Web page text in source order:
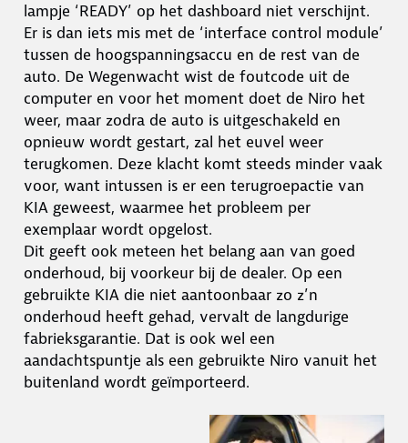
lampje ‘READY’ op het dashboard niet verschijnt.
Er is dan iets mis met de ‘interface control module’
tussen de hoogspanningsaccu en de rest van de
auto. De Wegenwacht wist de foutcode uit de
computer en voor het moment doet de Niro het
weer, maar zodra de auto is uitgeschakeld en
opnieuw wordt gestart, zal het euvel weer
terugkomen. Deze klacht komt steeds minder vaak
voor, want intussen is er een terugroepactie van
KIA geweest, waarmee het probleem per
exemplaar wordt opgelost.
Dit geeft ook meteen het belang aan van goed
onderhoud, bij voorkeur bij de dealer. Op een
gebruikte KIA die niet aantoonbaar zo z’n
onderhoud heeft gehad, vervalt de langdurige
fabrieksgarantie. Dat is ook wel een
aandachtspuntje als een gebruikte Niro vanuit het
buitenland wordt geïmporteerd.